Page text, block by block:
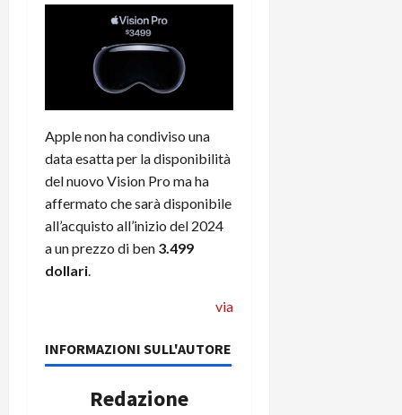
Apple non ha condiviso una
data esatta per la disponibilità
del nuovo Vision Pro ma ha
affermato che sarà disponibile
all’acquisto all’inizio del 2024
a un prezzo di ben 3.499
dollari.
via
INFORMAZIONI SULL'AUTORE
Redazione